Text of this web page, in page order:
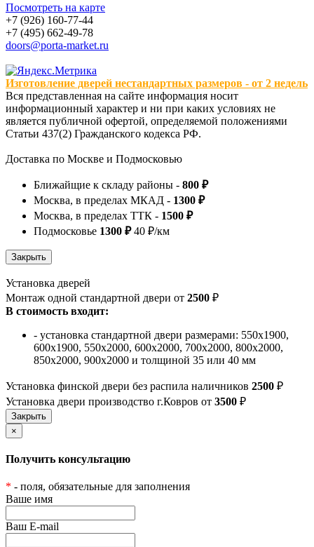
Посмотреть на карте
+7 (926) 160-77-44
+7 (495) 662-49-78
doors@porta-market.ru
Изготовление дверей нестандартных размеров - от 2 недель
Вся представленная на сайте информация носит
информационный характер и ни при каких условиях не
является публичной офертой, определяемой положениями
Статьи 437(2) Гражданского кодекса РФ.
Доставка по Москве и Подмосковью
Ближайщие к складу районы - 800 ₽
Москва, в пределах МКАД - 1300 ₽
Москва, в пределах ТТК - 1500 ₽
Подмосковье 1300 ₽40 ₽/км
Установка дверей
Монтаж одной стандартной двери от 2500 ₽
В стоимость входит:
- установка стандартной двери размерами: 550х1900,
600х1900, 550х2000, 600х2000, 700х2000, 800х2000,
850х2000, 900х2000 и толщиной 35 или 40 мм
Установка финской двери без распила наличников 2500 ₽
Установка двери производство г.Ковров от 3500 ₽
×
Получить консультацию
* - поля, обязательные для заполнения
Ваше имя
Ваш E-mail